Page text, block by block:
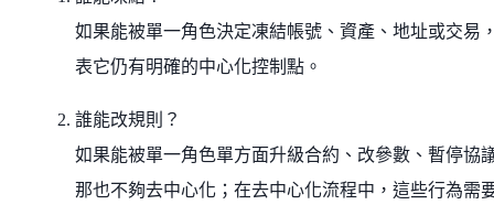
如果能被單一角色決定凍結帳號、資產、地址或交易
表它仍有明確的中心化控制點。
誰能改規則？
如果能被單一角色單方面升級合約、改參數、暫停協
那也不夠去中心化；在去中心化流程中，這些行為需